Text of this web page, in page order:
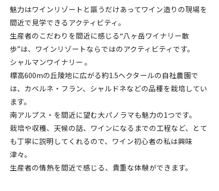
魅力はワインリゾートと謳うだけあってワイン造りの現場を
間近で見学できるアクティビティ。
生産者のこだわりを間近に感じる“八ヶ岳ワイナリー散
歩”は、ワインリゾートならではのアクティビティです。
シャルマンワイナリー 。
標高600mの丘陵地に広がる約1.5ヘクタールの自社農園で
は、カベルネ・フラン、シャルドネなどの品種を栽培してい
ます。
南アルプス・を間近に望む大パノラマも魅力の1つです。
栽培や収穫、天候の話、ワインになるまでの工程など、とて
も丁寧に説明してくれるので、ワイン初心者の私は興味
津々。
生産者の情熱を間近で感じる、貴重な体験ができます。